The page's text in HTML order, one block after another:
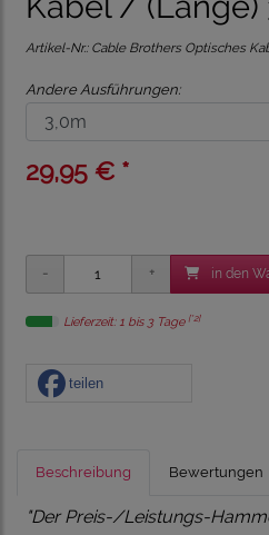
Artikel-Nr.: Cable Brothers Optisches
Andere Ausführungen:
29,95 € *
in den
Lieferzeit: 1 bis 3 Tage [*2]
teilen
Beschreibung Bewertungen
"Der Preis-/Leistungs-